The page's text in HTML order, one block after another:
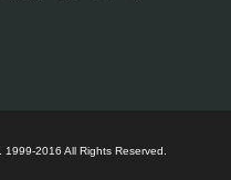
1999-2016 All Rights Reserved.